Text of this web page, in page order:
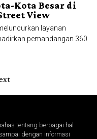
Kota Besar di
View
layanan
pemandangan 360
tentang berbagai hal
dengan informasi